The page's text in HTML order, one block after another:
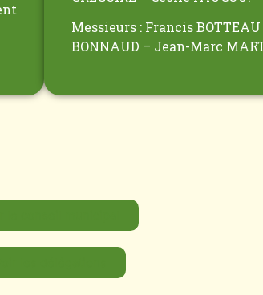
Messieurs : Francis
BONNAUD – Jean-Marc
le conseil municipal
les délégations